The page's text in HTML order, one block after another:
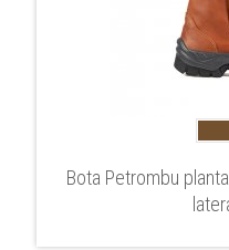
Bota Petrombu